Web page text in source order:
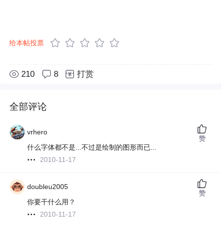
给本帖投票
210 8 打赏
全部评论
vrhero
什么字体都不是...不过是绘制的图形而已...
2010-11-17
赞
doubleu2005
你要干什么用？
2010-11-17
赞